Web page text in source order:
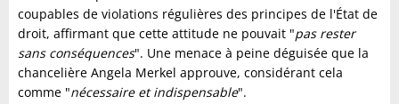
coupables de violations régulières des principes de l'État de
droit, affirmant que cette attitude ne pouvait "pas rester
sans conséquences". Une menace à peine déguisée que la
chancelière Angela Merkel approuve, considérant cela
comme "nécessaire et indispensable".